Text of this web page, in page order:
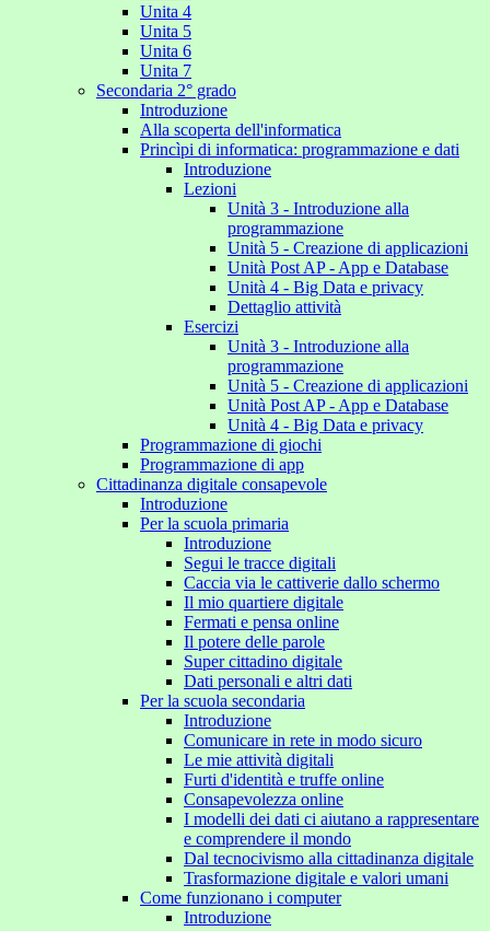
Unita 4
Unita 5
Unita 6
Unita 7
Secondaria 2° grado
Introduzione
Alla scoperta dell'informatica
Princìpi di informatica: programmazione e dati
Introduzione
Lezioni
Unità 3 - Introduzione alla
programmazione
Unità 5 - Creazione di applicazioni
Unità Post AP - App e Database
Unità 4 - Big Data e privacy
Dettaglio attività
Esercizi
Unità 3 - Introduzione alla
programmazione
Unità 5 - Creazione di applicazioni
Unità Post AP - App e Database
Unità 4 - Big Data e privacy
Programmazione di giochi
Programmazione di app
Cittadinanza digitale consapevole
Introduzione
Per la scuola primaria
Introduzione
Segui le tracce digitali
Caccia via le cattiverie dallo schermo
Il mio quartiere digitale
Fermati e pensa online
Il potere delle parole
Super cittadino digitale
Dati personali e altri dati
Per la scuola secondaria
Introduzione
Comunicare in rete in modo sicuro
Le mie attività digitali
Furti d'identità e truffe online
Consapevolezza online
I modelli dei dati ci aiutano a rappresentare
e comprendere il mondo
Dal tecnocivismo alla cittadinanza digitale
Trasformazione digitale e valori umani
Come funzionano i computer
Introduzione